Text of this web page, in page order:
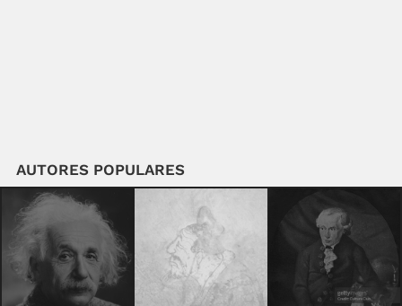
AUTORES POPULARES